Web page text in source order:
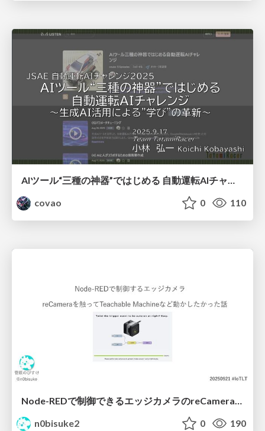
AIツール“三種の神器”ではじめる 自動運転AIチャレンジ
covao
0 110
n0bisuke2
0 190